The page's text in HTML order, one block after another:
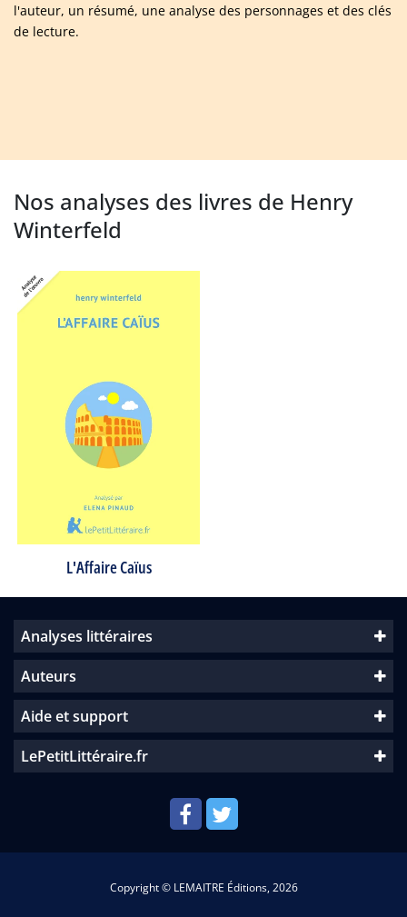
l'auteur, un résumé, une analyse des personnages et des clés
de lecture.
Nos analyses des livres de Henry
Winterfeld
L'Affaire Caïus
Analyses littéraires
Auteurs
Aide et support
LePetitLittéraire.fr
Copyright © LEMAITRE Éditions, 2026